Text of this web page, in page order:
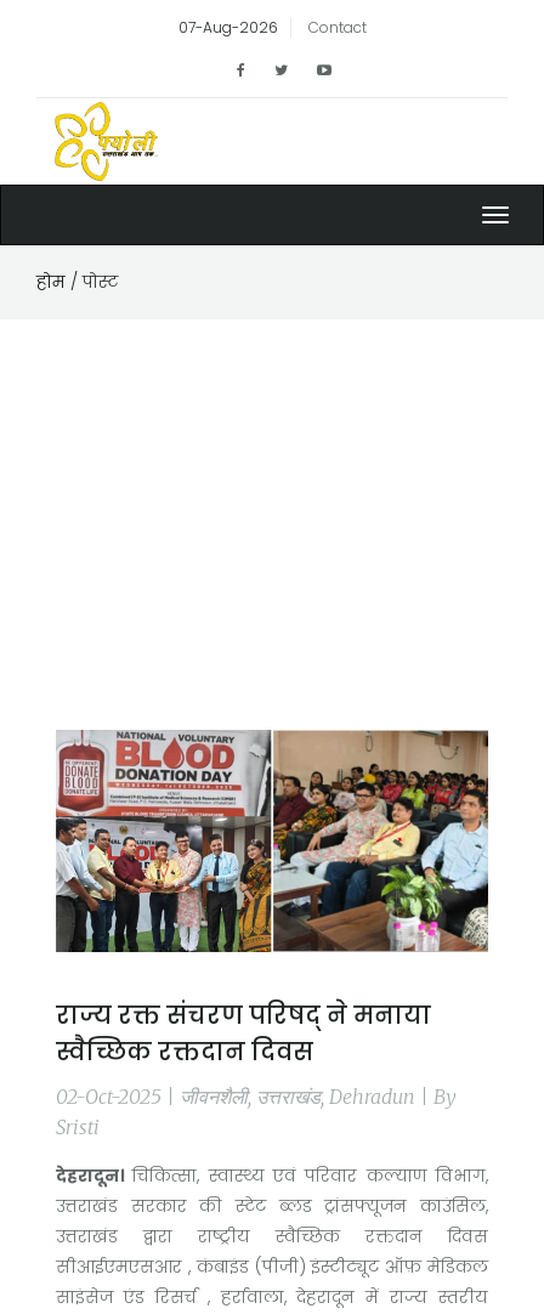
07-Aug-2026 Contact
होम / पोस्ट
राज्य रक्त संचरण परिषद् ने मनाया
स्वैच्छिक रक्तदान दिवस
02-Oct-2025 | जीवनशैली, उत्तराखंड, Dehradun | By
Sristi
देहरादून।चिकित्सा, स्वास्थ्य एवं परिवार कल्याण विभाग,
उत्तराखंड सरकार की स्टेट ब्लड ट्रांसफ्यूजन काउंसिल,
उत्तराखंड द्वारा राष्ट्रीय स्वैच्छिक रक्तदान दिवस
सीआईएमएसआर , कंबाइंड (पीजी) इंस्टीट्यूट ऑफ़ मेडिकल
साइंसेज एंड रिसर्च , हर्रावाला, देहरादून में राज्य स्तरीय